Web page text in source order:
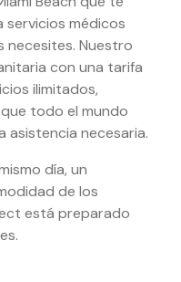
servicios médicos
necesites. Nuestro
con una tarifa
ilimitados,
todo el mundo
asistencia necesaria.
día, un
de los
está preparado